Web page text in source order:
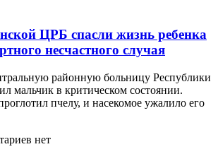
ЦРБ спасли жизнь ребенка
несчастного случая
районную больницу Республики
мальчик в критическом состоянии.
пчелу, и насекомое ужалило его
нет